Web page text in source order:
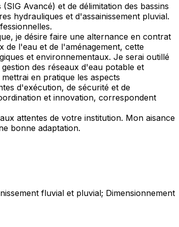
Avancé) et de délimitation des bassins
hydrauliques et d'assainissement pluvial.
je désire faire une alternance en contrat
de l'eau et de l'aménagement, cette
et environnementaux. Je serai outillé
des réseaux d'eau potable et
en pratique les aspects
d'exécution, de sécurité et de
et innovation, correspondent
attentes de votre institution. Mon aisance
bonne adaptation.
fluvial et pluvial; Dimensionnement